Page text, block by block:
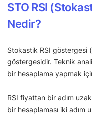
STO RSI
Nedir?
Stokastik RSI göstergesi
göstergesidir. Teknik
bir hesaplama yapmak için
RSI fiyattan bir adım
bir hesaplaması iki adım